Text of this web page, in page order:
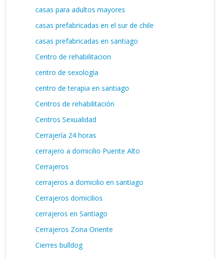
casas para adultos mayores
casas prefabricadas en el sur de chile
casas prefabricadas en santiago
Centro de rehabilitacion
centro de sexología
centro de terapia en santiago
Centros de rehabilitación
Centros Sexualidad
Cerrajería 24 horas
cerrajero a domicilio Puente Alto
Cerrajeros
cerrajeros a domicilio en santiago
Cerrajeros domicilios
cerrajeros en Santiago
Cerrajeros Zona Oriente
Cierres bulldog